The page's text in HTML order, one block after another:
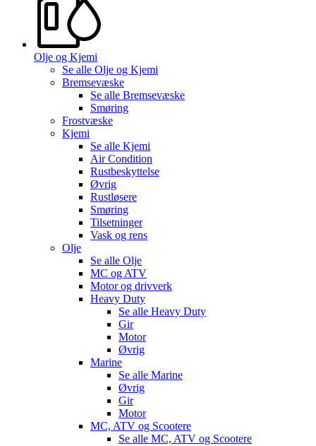
Olje og Kjemi
Se alle Olje og Kjemi
Bremsevæske
Se alle Bremsevæske
Smøring
Frostvæske
Kjemi
Se alle Kjemi
Air Condition
Rustbeskyttelse
Øvrig
Rustløsere
Smøring
Tilsetninger
Vask og rens
Olje
Se alle Olje
MC og ATV
Motor og drivverk
Heavy Duty
Se alle Heavy Duty
Gir
Motor
Øvrig
Marine
Se alle Marine
Øvrig
Gir
Motor
MC, ATV og Scootere
Se alle MC, ATV og Scootere